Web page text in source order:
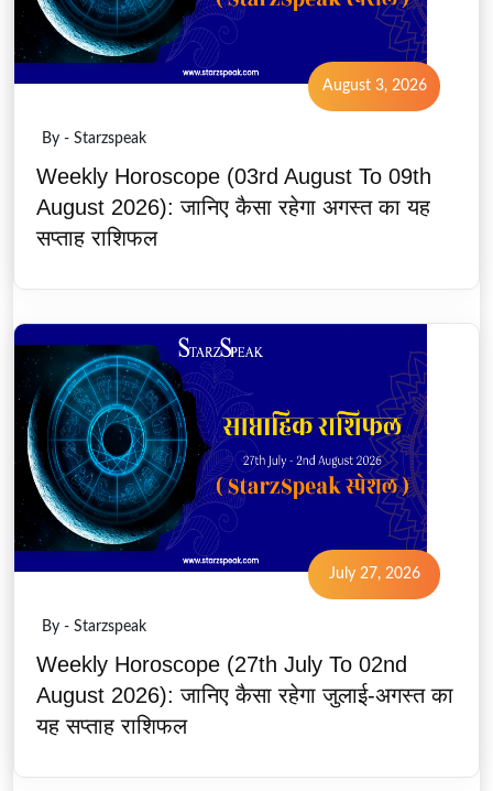
August 3, 2026
By - Starzspeak
Weekly Horoscope (03rd August To 09th
August 2026): जानिए कैसा रहेगा अगस्त का यह
सप्ताह राशिफल
July 27, 2026
By - Starzspeak
Weekly Horoscope (27th July To 02nd
August 2026): जानिए कैसा रहेगा जुलाई-अगस्त का
यह सप्ताह राशिफल